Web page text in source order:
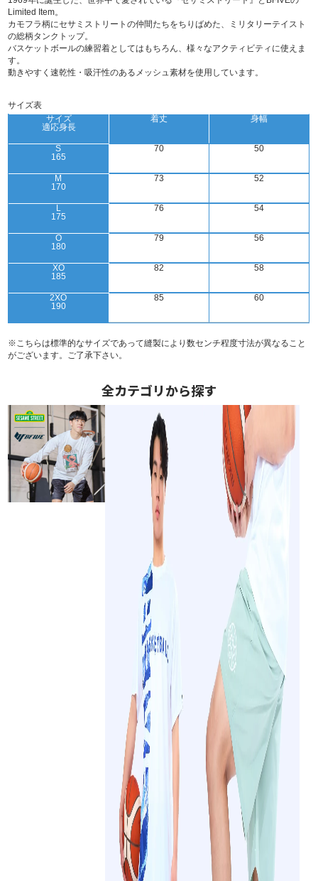
Limited Item。
カモフラ柄にセサミストリートの仲間たちをちりばめた、ミリタリーテイスト
の総柄タンクトップ。
バスケットボールの練習着としてはもちろん、様々なアクティビティに使えま
す。
動きやすく速乾性・吸汗性のあるメッシュ素材を使用しています。
サイズ表
サイズ
適応身長
S
165
M
170
L
175
O
180
XO
185
2XO
190
着丈
70
73
76
79
82
85
身幅
50
52
54
56
58
60
※こちらは標準的なサイズであって縫製により数センチ程度寸法が異なること
がございます。ご了承下さい。
全カテゴリから探す